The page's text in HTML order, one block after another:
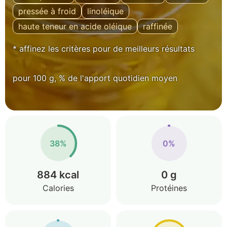
pressée à froid
linoléique
haute teneur en acide oléique
raffinée
* affinez les critères pour de meilleurs résultats
pour 100 g, % de l'apport quotidien moyen
38%
884 kcal
Calories
0%
0 g
Protéines